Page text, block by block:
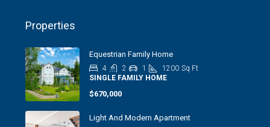
Properties
Equestrian Family Home
4 2 1 1200 Sq Ft
SINGLE FAMILY HOME
$670,000
Light And Modern Apartment